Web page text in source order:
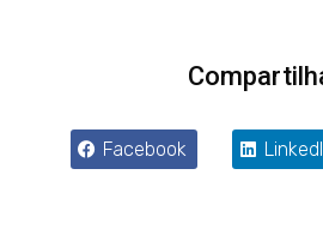
Facebook